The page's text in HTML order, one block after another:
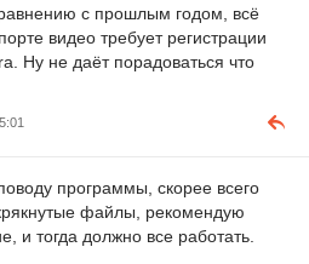
с прошлым годом, всё
видео требует регистрации
Ну не даёт порадоваться что
программы, скорее всего
файлы, рекомендую
и тогда должно все работать.